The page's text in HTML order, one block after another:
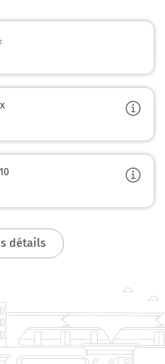
détails